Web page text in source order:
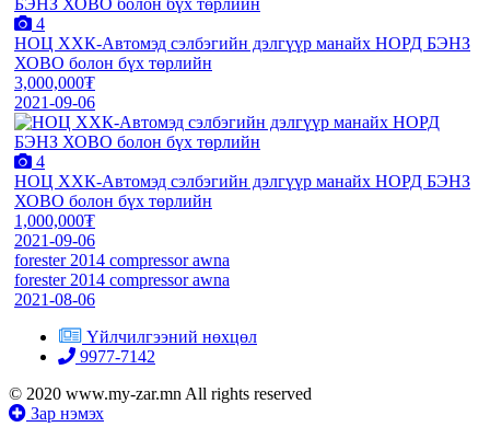
4
НОЦ ХХК-Автомэд сэлбэгийн дэлгүүр манайх НОРД БЭНЗ
ХОВО болон бүх төрлийн
3,000,000₮
2021-09-06
4
НОЦ ХХК-Автомэд сэлбэгийн дэлгүүр манайх НОРД БЭНЗ
ХОВО болон бүх төрлийн
1,000,000₮
2021-09-06
forester 2014 compressor awna
forester 2014 compressor awna
2021-08-06
Үйлчилгээний нөхцөл
9977-7142
© 2020 www.my-zar.mn All rights reserved
Зар нэмэх